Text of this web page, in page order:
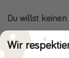
Du willst
Dann lade
Wir